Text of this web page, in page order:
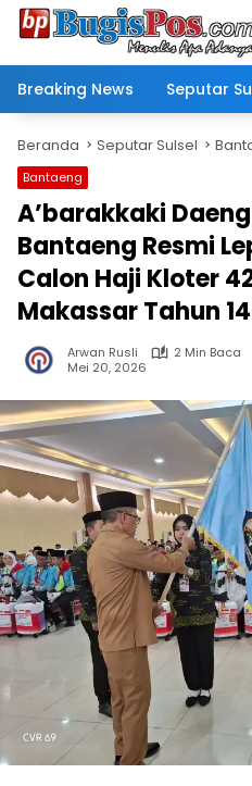
Langsung
Breaking News
Seputar
Beranda Seputar Sulsel
Bantaeng
A’barakkaki
Bantaeng Resmi
Calon Haji Kloter
Makassar Tahun
Arwan Rusli
2 Min Baca
Mei 20, 2026